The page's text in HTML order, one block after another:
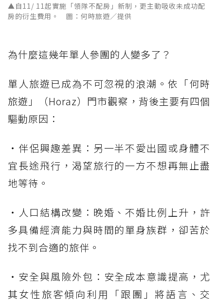
▲自11/ 11起實施「領隊不配房」新制，更主動吸收未成功配
房的衍生費用。 圖：何時旅遊／提供
為什麼這幾年單人參團的人變多了？
單人旅遊已成為不可忽視的浪潮。依「何時
旅遊」（Horaz）門市觀察，背後主要有四個
驅動原因：
・伴侶興趣差異：另一半不愛出國或身體不
宜長途飛行，渴望旅行的一方不想再無止盡
地等待。
・人口結構改變：晚婚、不婚比例上升，許
多具備經濟能力與時間的單身族群，卻苦於
找不到合適的旅伴。
・安全與風險外包：安全成本意識提高，尤
其女性旅客傾向利用「跟團」將語言、交